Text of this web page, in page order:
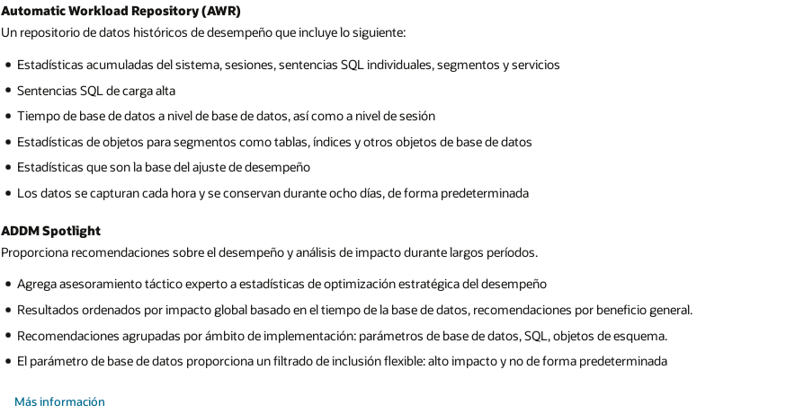
Automatic Workload Repository (AWR)
Un repositorio de datos históricos de desempeño que incluye lo siguiente:
Estadísticas acumuladas del sistema, sesiones, sentencias SQL individuales, segmentos y servicios
Sentencias SQL de carga alta
Tiempo de base de datos a nivel de base de datos, así como a nivel de sesión
Estadísticas de objetos para segmentos como tablas, índices y otros objetos de base de datos
Estadísticas que son la base del ajuste de desempeño
Los datos se capturan cada hora y se conservan durante ocho días, de forma predeterminada
ADDM Spotlight
Proporciona recomendaciones sobre el desempeño y análisis de impacto durante largos períodos.
Agrega asesoramiento táctico experto a estadísticas de optimización estratégica del desempeño
Resultados ordenados por impacto global basado en el tiempo de la base de datos, recomendaciones por beneficio general.
Recomendaciones agrupadas por ámbito de implementación: parámetros de base de datos, SQL, objetos de esquema.
El parámetro de base de datos proporciona un filtrado de inclusión flexible: alto impacto y no de forma predeterminada
Más información
ADDM